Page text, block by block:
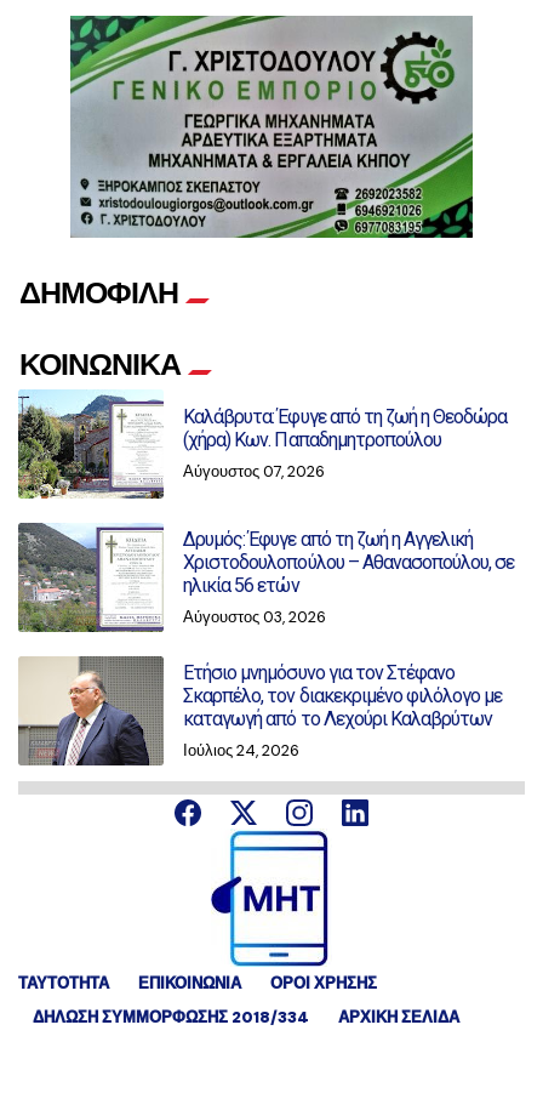
ΔΗΜΟΦΙΛΗ
ΚΟΙΝΩΝΙΚΑ
Καλάβρυτα: Έφυγε από τη ζωή η Θεοδώρα
(χήρα) Κων. Παπαδημητροπούλου
Αύγουστος 07, 2026
Δρυμός: Έφυγε από τη ζωή η Αγγελική
Χριστοδουλοπούλου – Αθανασοπούλου, σε
ηλικία 56 ετών
Αύγουστος 03, 2026
Ετήσιο μνημόσυνο για τον Στέφανο
Σκαρπέλο, τον διακεκριμένο φιλόλογο με
καταγωγή από το Λεχούρι Καλαβρύτων
Ιούλιος 24, 2026
ΤΑΥΤΟΤΗΤΑ ΕΠΙΚΟΙΝΩΝΙΑ
ΟΡΟΙ ΧΡΗΣΗΣ
ΔΉΛΩΣΗ ΣΥΜΜΌΡΦΩΣΗΣ 2018/334
ΑΡΧΙΚΗ ΣΕΛΙΔΑ